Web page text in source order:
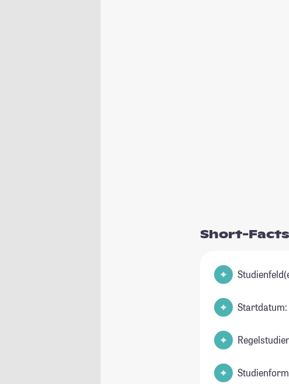
Short-Facts